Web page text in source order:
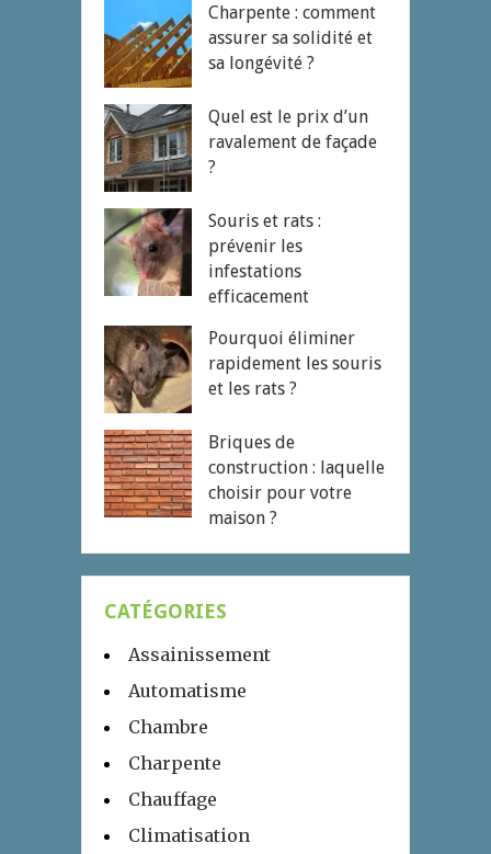
Charpente : comment
assurer sa solidité et
sa longévité ?
Quel est le prix d’un
ravalement de façade
?
Souris et rats :
prévenir les
infestations
efficacement
Pourquoi éliminer
rapidement les souris
et les rats ?
Briques de
construction : laquelle
choisir pour votre
maison ?
CATÉGORIES
Assainissement
Automatisme
Chambre
Charpente
Chauffage
Climatisation